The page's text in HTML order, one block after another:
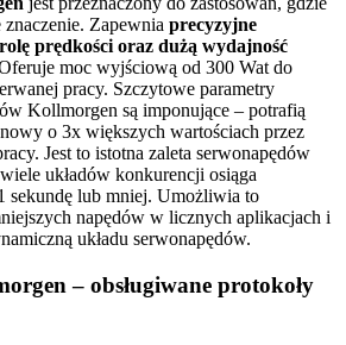
Zapewnia precyzyjne
prędkości oraz dużą wydajność
moc wyjściową od 300 Wat do
pracy. Szczytowe parametry
Kollmorgen są imponujące – potrafią
o 3x większych wartościach przez
Jest to istotna zaleta serwonapędów
układów konkurencji osiąga
sekundę lub mniej. Umożliwia to
napędów w licznych aplikacjach i
układu serwonapędów.
– obsługiwane protokoły